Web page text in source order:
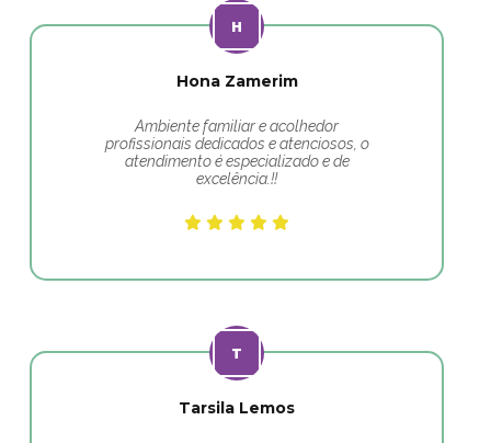
Hona Zamerim
Ambiente familiar e acolhedor
profissionais dedicados e atenciosos, o
atendimento é especializado e de
excelência.!!
Tarsila Lemos